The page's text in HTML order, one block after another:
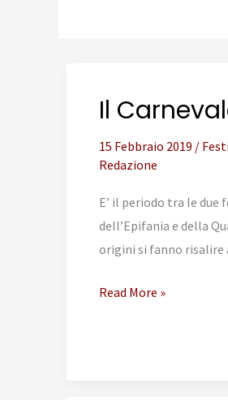
Il
15 Febbraio 2019 /
Redazione
E’ il periodo tra le due
dell’Epifania e della
origini si fanno risalire
Il
Read More »